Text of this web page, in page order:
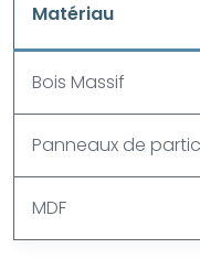
Matériau
Bois Massif
Panneaux de
MDF